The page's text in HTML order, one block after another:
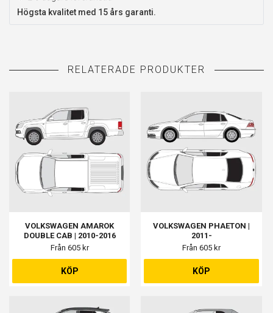
Högsta kvalitet med 15 års garanti.
VOLKSWAGEN AMAROK
DOUBLE CAB | 2010-2016
Från 605 kr
KÖP
VOLKSWAGEN PHAETON |
2011-
Från 605 kr
KÖP